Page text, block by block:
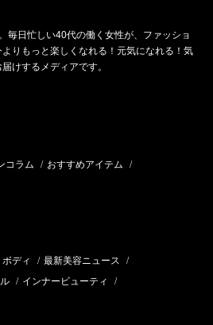
毎日忙しい40代の働く女性が、ファッショ
りもっと楽しくなれる！元気になれる！気
けするメディアです。
コラム / おすすめアイテム /
ボディ / 最新美容ニュース /
/ インナービューティ /